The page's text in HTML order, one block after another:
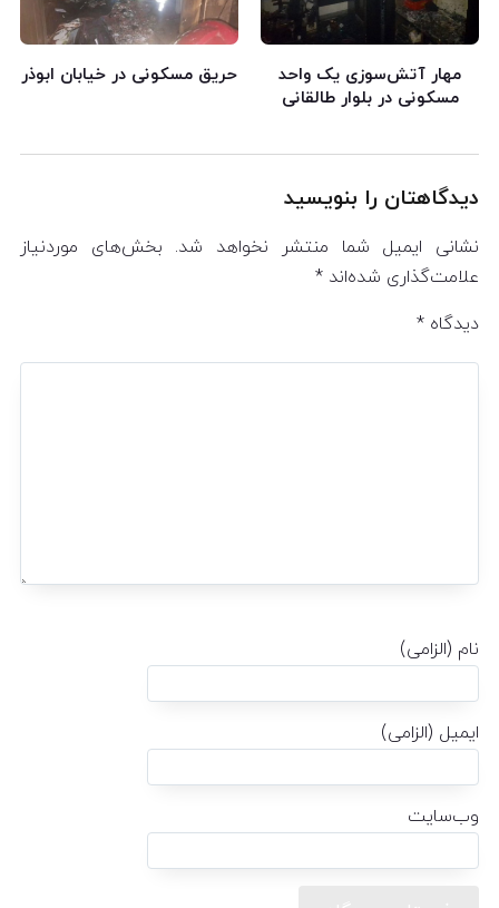
مهار آتش‌سوزی یک واحد
مسکونی در بلوار طالقانی
حریق مسکونی در خیابان ابوذر
دیدگاهتان را بنویسید
نشانی ایمیل شما منتشر نخواهد شد. بخش‌های موردنیاز
علامت‌گذاری شده‌اند *
دیدگاه *
نام (الزامی)
ایمیل (الزامی)
وب‌سایت